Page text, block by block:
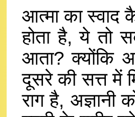
आत्मा का स्वाद
होता है, ये तो
आता? क्योंकि
दूसरे की सत्त में
राग है,